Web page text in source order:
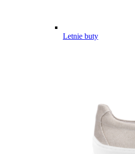
Letnie buty